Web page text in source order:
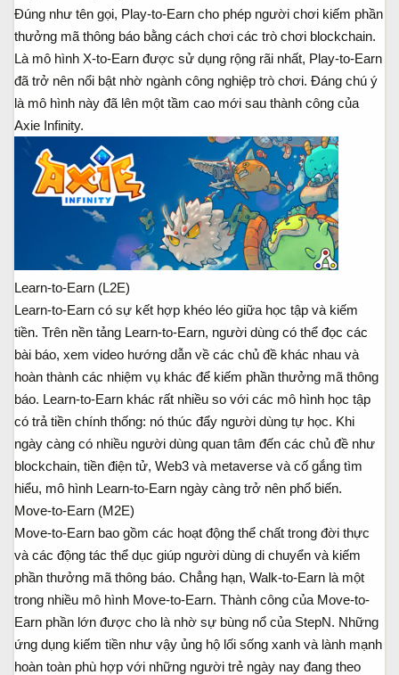
Đúng như tên gọi, Play-to-Earn cho phép người chơi kiếm phần
thưởng mã thông báo bằng cách chơi các trò chơi blockchain.
Là mô hình X-to-Earn được sử dụng rộng rãi nhất, Play-to-Earn
đã trở nên nổi bật nhờ ngành công nghiệp trò chơi. Đáng chú ý
là mô hình này đã lên một tầm cao mới sau thành công của
Axie Infinity.
Learn-to-Earn (L2E)
Learn-to-Earn có sự kết hợp khéo léo giữa học tập và kiếm
tiền. Trên nền tảng Learn-to-Earn, người dùng có thể đọc các
bài báo, xem video hướng dẫn về các chủ đề khác nhau và
hoàn thành các nhiệm vụ khác để kiếm phần thưởng mã thông
báo. Learn-to-Earn khác rất nhiều so với các mô hình học tập
có trả tiền chính thống: nó thúc đẩy người dùng tự học. Khi
ngày càng có nhiều người dùng quan tâm đến các chủ đề như
blockchain, tiền điện tử, Web3 và metaverse và cố gắng tìm
hiểu, mô hình Learn-to-Earn ngày càng trở nên phổ biến.
Move-to-Earn (M2E)
Move-to-Earn bao gồm các hoạt động thể chất trong đời thực
và các động tác thể dục giúp người dùng di chuyển và kiếm
phần thưởng mã thông báo. Chẳng hạn, Walk-to-Earn là một
trong nhiều mô hình Move-to-Earn. Thành công của Move-to-
Earn phần lớn được cho là nhờ sự bùng nổ của StepN. Những
ứng dụng kiếm tiền như vậy ủng hộ lối sống xanh và lành mạnh
hoàn toàn phù hợp với những người trẻ ngày nay đang theo